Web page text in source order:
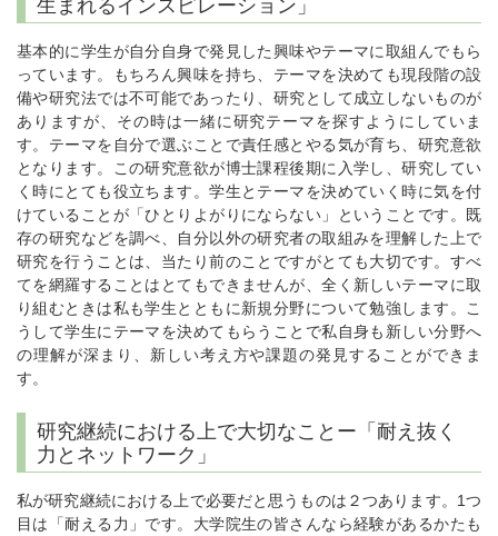
生まれるインスピレーション」
基本的に学生が自分自身で発見した興味やテーマに取組んでもら
っています。もちろん興味を持ち、テーマを決めても現段階の設
備や研究法では不可能であったり、研究として成立しないものが
ありますが、その時は一緒に研究テーマを探すようにしていま
す。テーマを自分で選ぶことで責任感とやる気が育ち、研究意欲
となります。この研究意欲が博士課程後期に入学し、研究してい
く時にとても役立ちます。学生とテーマを決めていく時に気を付
けていることが「ひとりよがりにならない」ということです。既
存の研究などを調べ、自分以外の研究者の取組みを理解した上で
研究を行うことは、当たり前のことですがとても大切です。すべ
てを網羅することはとてもできませんが、全く新しいテーマに取
り組むときは私も学生とともに新規分野について勉強します。こ
うして学生にテーマを決めてもらうことで私自身も新しい分野へ
の理解が深まり、新しい考え方や課題の発見することができま
す。
研究継続における上で大切なことー「耐え抜く
力とネットワーク」
私が研究継続における上で必要だと思うものは２つあります。1つ
目は「耐える力」です。大学院生の皆さんなら経験があるかたも